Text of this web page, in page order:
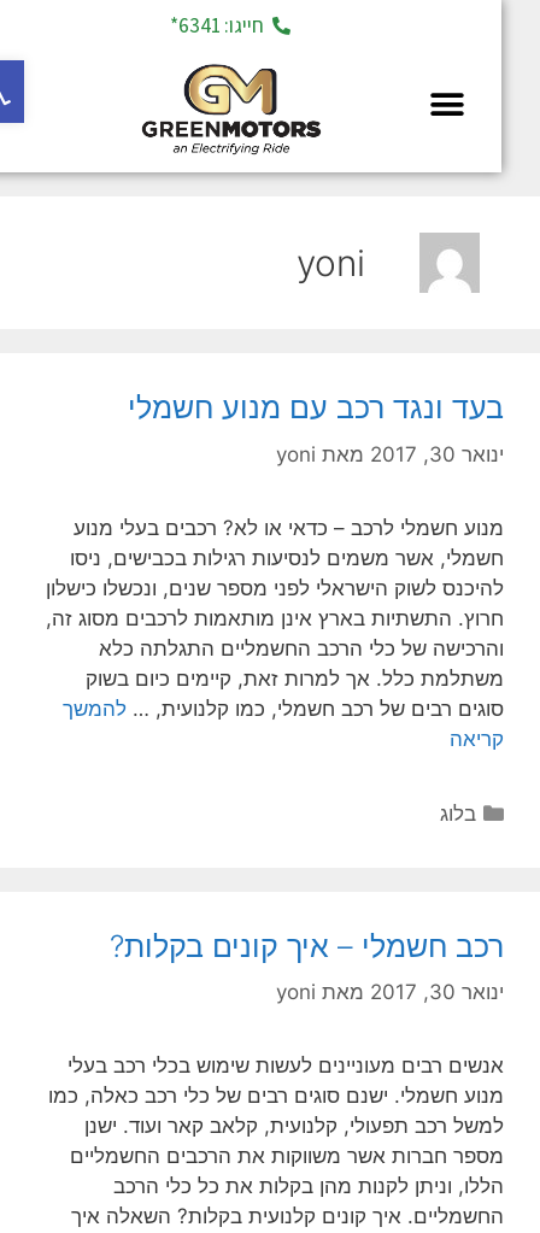
חייגו: 6341*
yoni
בעד ונגד רכב עם מנוע חשמלי
ינואר 30, 2017 מאתyoni
מנוע חשמלי לרכב – כדאי או לא? רכבים בעלי מנוע
חשמלי, אשר משמים לנסיעות רגילות בכבישים, ניסו
להיכנס לשוק הישראלי לפני מספר שנים, ונכשלו כישלון
חרוץ. התשתיות בארץ אינן מותאמות לרכבים מסוג זה,
והרכישה של כלי הרכב החשמליים התגלתה כלא
משתלמת כלל. אך למרות זאת, קיימים כיום בשוק
סוגים רבים של רכב חשמלי, כמו קלנועית, …להמשך
קריאה
בלוג
רכב חשמלי – איך קונים בקלות?
ינואר 30, 2017 מאתyoni
אנשים רבים מעוניינים לעשות שימוש בכלי רכב בעלי
מנוע חשמלי. ישנם סוגים רבים של כלי רכב כאלה, כמו
למשל רכב תפעולי, קלנועית, קלאב קאר ועוד. ישנן
מספר חברות אשר משווקות את הרכבים החשמליים
הללו, וניתן לקנות מהן בקלות את כל כלי הרכב
החשמליים. איך קונים קלנועית בקלות? השאלה איך